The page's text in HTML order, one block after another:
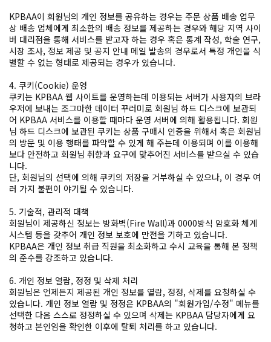
KPBAA이 회원님의 개인 정보를 공유하는 경우는 주문 상품 배송 업무
상 배송 업체에게 최소한의 배송 정보를 제공하는 경우와 해당 지역 사이
버 대리점을 통해 서비스를 받고자 하는 경우 혹은 통계 작성, 학술 연구,
시장 조사, 정보 제공 및 공지 안내 메일 발송의 경우로서 특정 개인을 식
별할 수 없는 형태로 제공되는 경우가 있습니다.
4. 쿠키(Cookie) 운영
쿠키는 KPBAA 웹 사이트를 운영하는데 이용되는 서버가 사용자의 브라
우저에 보내는 조그마한 데이터 꾸러미로 회원님 하드 디스크에 보관되
어 KPBAA 서비스를 이용할 때마다 운영 서버에 의해 활용됩니다. 회원
님 하드 디스크에 보관된 쿠키는 상품 구매시 인증을 위해서 혹은 회원님
의 방문 및 이용 행태를 파악할 수 있게 해 주는데 이용되며 이를 이용해
보다 안전하고 회원님 취향과 요구에 맞추어진 서비스를 받으실 수 있습
니다.
단, 회원님의 선택에 의해 쿠키의 저장을 거부하실 수 있으나, 이 경우 여
러 가지 불편이 야기될 수 있습니다.
5. 기술적, 관리적 대책
회원님이 제공하신 정보는 방화벽(Fire Wall)과 0000방식 암호화 체계
시스템 등을 갖추어 개인 정보 보호에 만전을 기하고 있습니다.
KPBAA은 개인 정보 취급 직원을 최소화하고 수시 교육을 통해 본 정책
의 준수를 강조하고 있습니다.
6. 개인 정보 열람, 정정 및 삭제 처리
회원님은 언제든지 제공된 개인 정보를 열람, 정정, 삭제를 요청하실 수
있습니다. 개인 정보 열람 및 정정은 KPBAA의 "회원가입/수정" 메뉴를
선택한 다음 스스로 정정하실 수 있으며 삭제는 KPBAA 담당자에게 요
청하고 본인임을 확인한 이후에 탈퇴 처리를 하고 있습니다.